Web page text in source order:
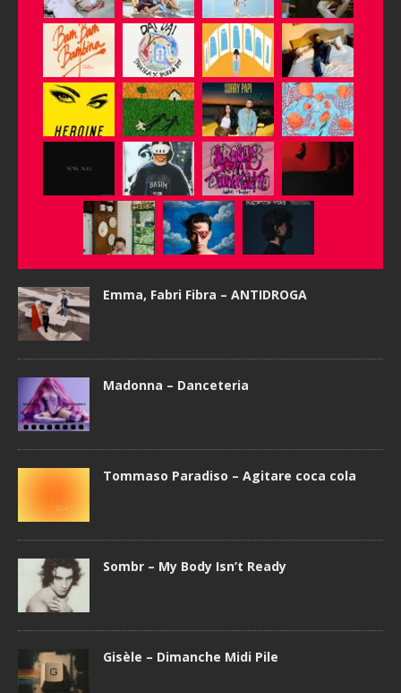
Emma, Fabri Fibra – ANTIDROGA
Madonna – Danceteria
Tommaso Paradiso – Agitare coca cola
Sombr – My Body Isn’t Ready
Gisèle – Dimanche Midi Pile